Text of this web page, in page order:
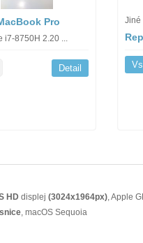
Pro
i7-8750H 2.20 ...
Detail
Jiné
HD displej (3024x1964px), Apple
, macOS Sequoia